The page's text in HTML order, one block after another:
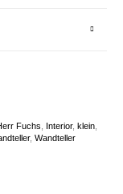
Fuchs Interior,klein
,Wandteller